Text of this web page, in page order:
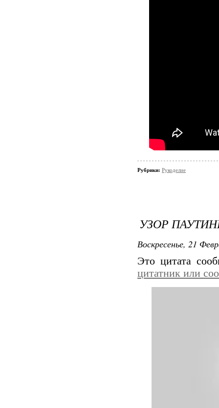
Рубрики: Рукоделие
УЗОР
Воскресенье, 21
Это цитата
цитатник или